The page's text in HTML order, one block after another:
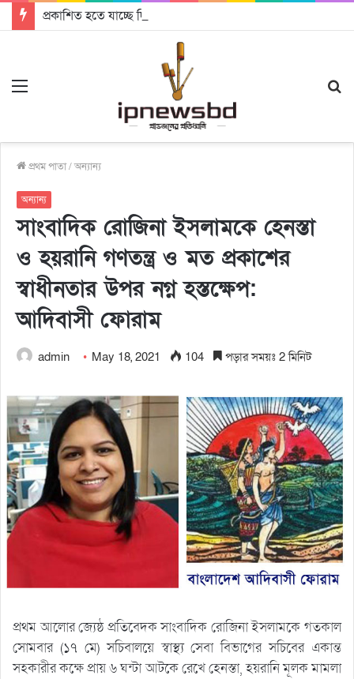
প্রকাশিত হতে যাচ্ছে দি রাবুগার নতুন গান ‘Baljanggi’
প্রথম পাতা/অন্যান্য
অন্যান্য
সাংবাদিক রোজিনা ইসলামকে হেনস্তা
ও হয়রানি গণতন্ত্র ও মত প্রকাশের
স্বাধীনতার উপর নগ্ন হস্তক্ষেপ:
আদিবাসী ফোরাম
admin May 18, 2021 104 পড়ার সময়ঃ 2 মিনিট
প্রথম আলোর জ্যেষ্ঠ প্রতিবেদক সাংবাদিক রোজিনা ইসলামকে গতকাল
সোমবার (১৭ মে) সচিবালয়ে স্বাস্থ্য সেবা বিভাগের সচিবের একান্ত
সহকারীর কক্ষে প্রায় ৬ ঘন্টা আটকে রেখে হেনস্তা, হয়রানি মূলক মামলা